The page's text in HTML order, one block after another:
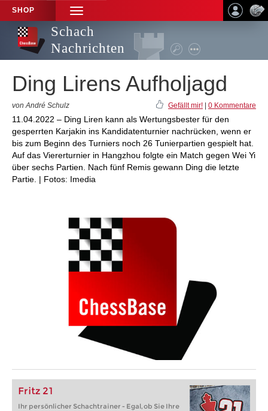
SHOP
TOGGLE
NAVIGATION
Schach
Nachrichten
Ding Lirens Aufholjagd
von André Schulz Gefällt mir! 0 Kommentare
11.04.2022 – Ding Liren kann als Wertungsbester für den
gesperrten Karjakin ins Kandidatenturnier nachrücken, wenn er
bis zum Beginn des Turniers noch 26 Tunierpartien gespielt hat.
Auf das Viererturnier in Hangzhou folgte ein Match gegen Wei Yi
über sechs Partien. Nach fünf Remis gewann Ding die letzte
Partie. | Fotos: Imedia
Fritz 21
Ihr persönlicher Schachtrainer - Egal, ob Sie Ihre